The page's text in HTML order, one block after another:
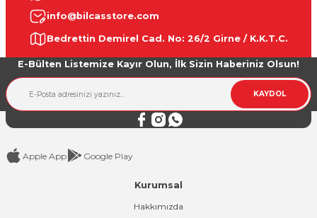
Ürün resmi kalitesiz, bozuk veya görüntülenemiyor.
Ürün açıklamasında eksik bilgiler bulunuyor.
Ürün bilgilerinde hatalar bulunuyor.
info@bilcasstore.com
Bedrettin Demirel Cad. No: 26/2 Girne / K.K.T.C.
E-Bülten Listemize Kayır Olun, İlk Sizin Haberiniz Olsun!
KAYDOL
Apple App Google Play
Kurumsal
Hakkımızda